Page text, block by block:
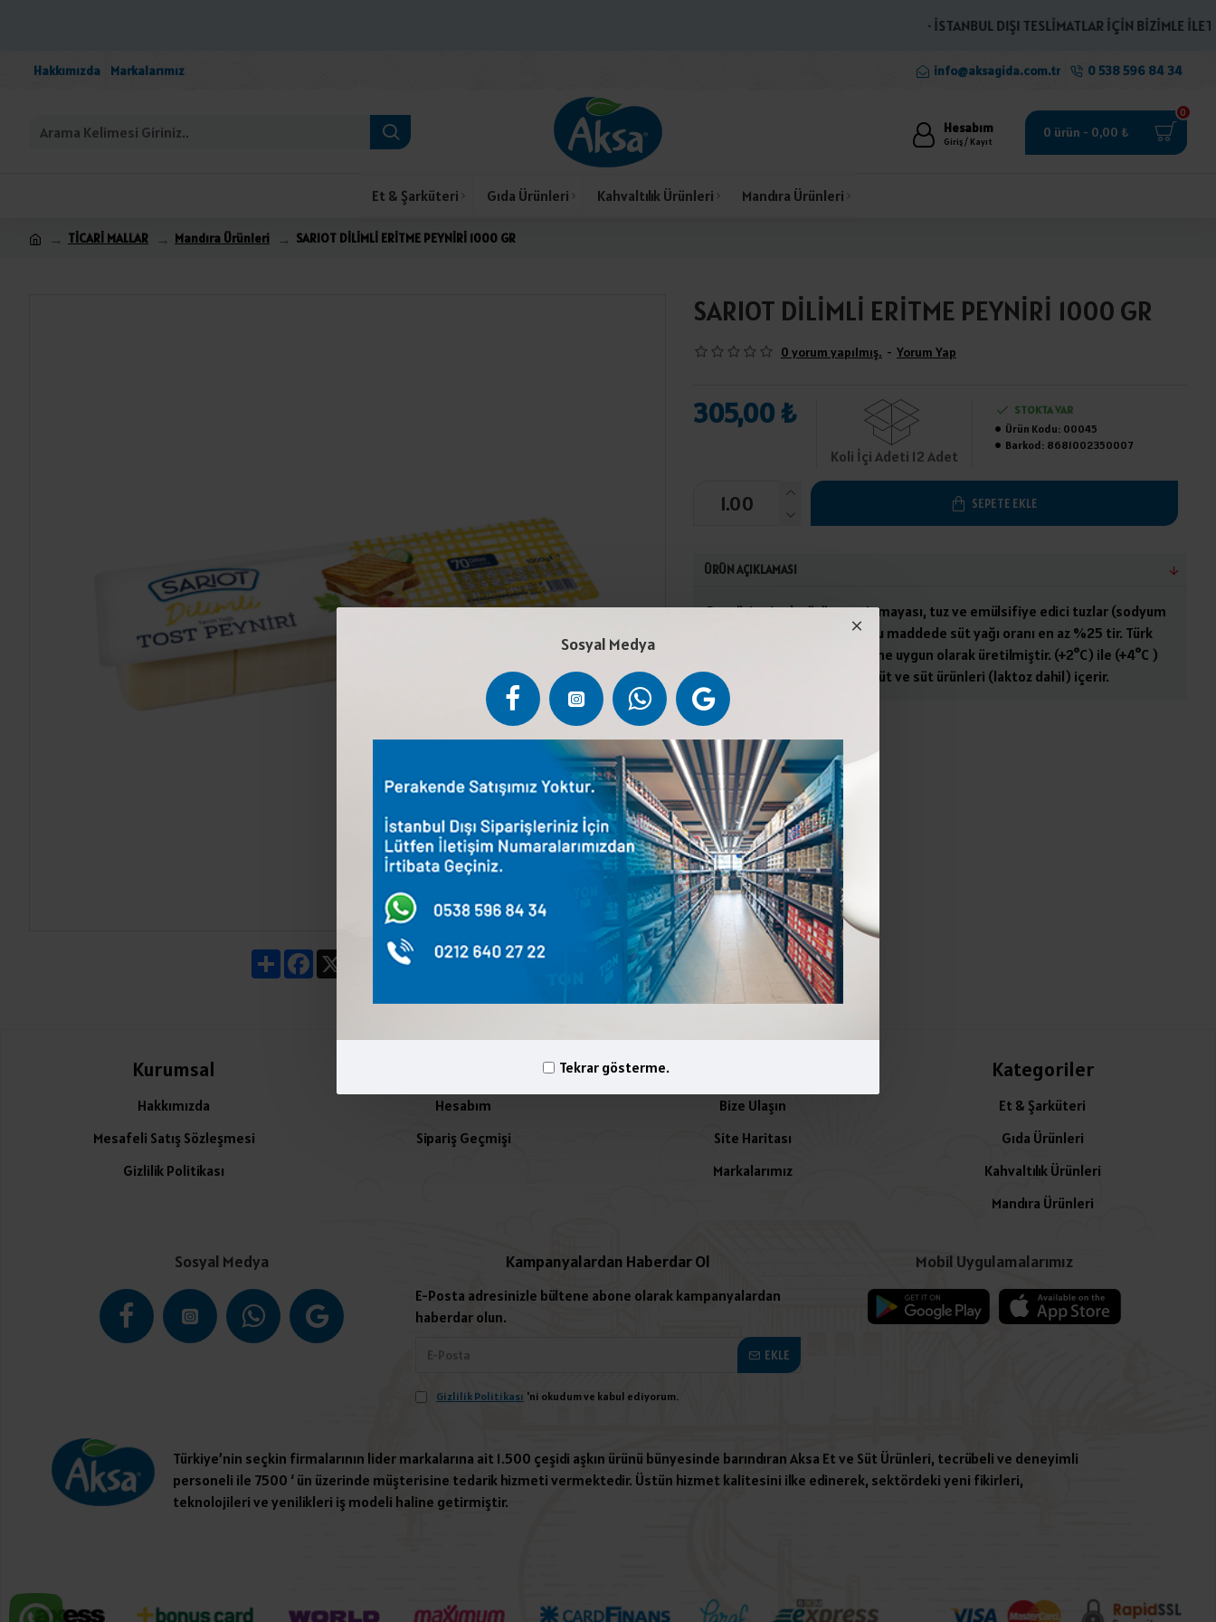
Sosyal Medya
Tekrar gösterme.
· İSTANBUL DIŞI TESLİMATLAR İÇİN BİZİMLE
Hakkımızda Markalarımız info@aksagida.com.tr 0 538 596 84 34
Hesabım
Giriş / Kayıt
0 ürün - 0,00 ₺
0
Et & Şarküteri Gıda Ürünleri Kahvaltılık Ürünleri Mandıra Ürünleri
TİCARİ MALLAR Mandıra Ürünleri SARIOT DİLİMLİ ERİTME PEYNİRİ 1000 GR
ShareFacebook Pinterest
WhatsApp
Email
SARIOT DİLİMLİ ERİTME PEYNİRİ 1000 GR
0 yorum yapılmış. - Yorum Yap
305,00 ₺
Koli İçi Adeti 12 Adet
STOKTA VAR
Ürün Kodu: 00045
Barkod: 8681002350007
SEPETE EKLE
ÜRÜN AÇIKLAMASI
Pastörize inek sütü, peynir mayası, tuz ve emülsifiye edici tuzlar (sodyum
sitrat, sodyum fosfat). Kuru maddede süt yağı oranı en az %25 tir. Türk
Gıda Kodeksi Peynir Tebliğine uygun olarak üretilmiştir. (+2°C) ile (+4°C )
arasında muhafaza ediniz. Süt ve süt ürünleri (laktoz dahil) içerir.
Kurumsal
Hakkımızda
Mesafeli Satış Sözleşmesi
Gizlilik Politikası
Hesabım
Sipariş Geçmişi
Bize Ulaşın
Site Haritası
Markalarımız
Kategoriler
Et & Şarküteri
Gıda Ürünleri
Kahvaltılık Ürünleri
Mandıra Ürünleri
Sosyal Medya Kampanyalardan Haberdar Ol
E-Posta adresinizle bültene abone olarak kampanyalardan
haberdar olun.
EKLE
Gizlilik Politikası 'ni okudum ve kabul ediyorum.
Mobil Uygulamalarımız
Türkiye’nin seçkin firmalarının lider markalarına ait 1.500 çeşidi aşkın ürünü bünyesinde barındıran Aksa Et ve Süt Ürünleri, tecrübeli ve deneyimli
personeli ile 7500 ‘ ün üzerinde müşterisine tedarik hizmeti vermektedir. Üstün hizmet kalitesini ilke edinerek, sektördeki yeni fikirleri,
teknolojileri ve yenilikleri iş modeli haline getirmiştir.